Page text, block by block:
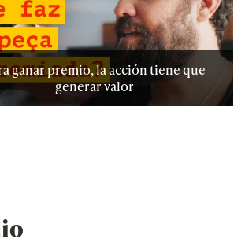
ganar premio, la acción tiene que
generar valor